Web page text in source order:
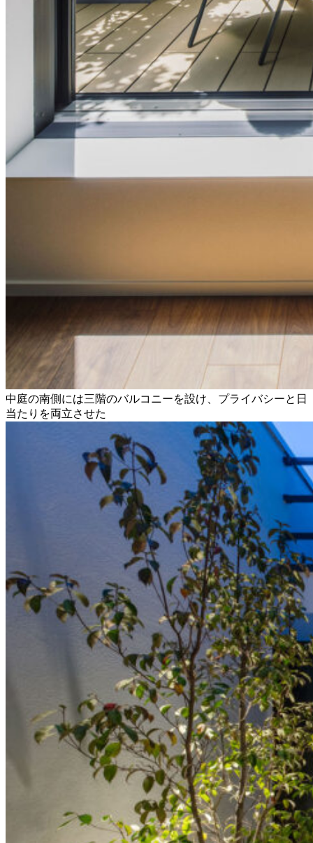
中庭の南側には三階のバルコニーを設け、プライバシーと日
当たりを両立させた